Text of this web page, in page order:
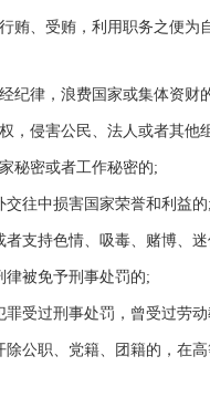
、受贿，利用职务之便为
律，浪费国家或集体资财
侵害公民、法人或者其他
密或者工作秘密的;
往中损害国家荣誉和利益的;
支持色情、吸毒、赌博、迷
被免予刑事处罚的;
受过刑事处罚，曾受过劳动
公职、党籍、团籍的，在高